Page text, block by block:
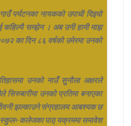
पर्यटनका नायकको उपाधी दिइयो
कहिल्यै सम्झेन । अब उनी हामी माझ
का दिन ८६ वर्षको उमेरमा उनको
उनको नाउँ सुनौला अक्षरले
उनको प्रतिमा बनाएका
झल्काउने संग्रहालय आबश्यक छ
पाठ् यक्रममा समावेश